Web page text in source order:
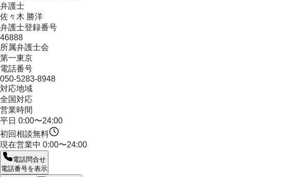
弁護士
佐々木 勝洋
弁護士登録番号
46888
所属弁護士会
第一東京
電話番号
050-5283-8948
対応地域
全国対応
営業時間
平日 0:00〜24:00
初回相談無料
現在営業中 0:00〜24:00
電話問合せ
電話番号を表示